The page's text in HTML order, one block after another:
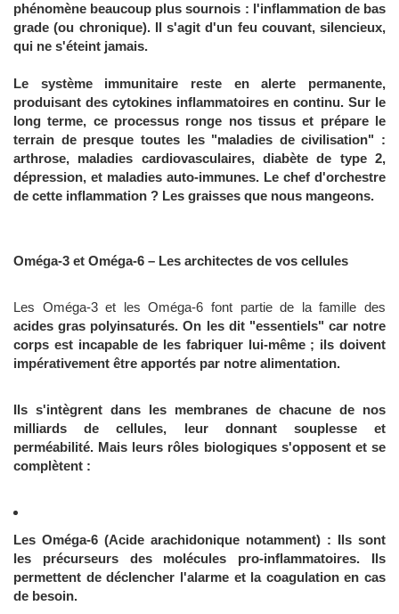
phénomène beaucoup plus sournois : l'inflammation de bas
grade (ou chronique). Il s'agit d'un feu couvant, silencieux,
qui ne s'éteint jamais.
Le système immunitaire reste en alerte permanente,
produisant des cytokines inflammatoires en continu. Sur le
long terme, ce processus ronge nos tissus et prépare le
terrain de presque toutes les "maladies de civilisation" :
arthrose, maladies cardiovasculaires, diabète de type 2,
dépression, et maladies auto-immunes. Le chef d'orchestre
de cette inflammation ? Les graisses que nous mangeons.
Oméga-3 et Oméga-6 – Les architectes de vos cellules
Les Oméga-3 et les Oméga-6 font partie de la famille des
acides gras polyinsaturés. On les dit "essentiels" car notre
corps est incapable de les fabriquer lui-même ; ils doivent
impérativement être apportés par notre alimentation.
Ils s'intègrent dans les membranes de chacune de nos
milliards de cellules, leur donnant souplesse et
perméabilité. Mais leurs rôles biologiques s'opposent et se
complètent :
Les Oméga-6 (Acide arachidonique notamment) : Ils sont
les précurseurs des molécules pro-inflammatoires. Ils
permettent de déclencher l'alarme et la coagulation en cas
de besoin.